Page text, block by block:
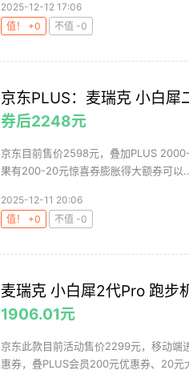
2025-12-12 17:06
值！ +0
不值 -0
京东PLUS：麦瑞克 小白
券后2248元
京东目前售价2598元，叠加PLUS
果有200-20元惊喜券膨胀得大额券可以
2025-12-11 20:06
值！ +0
不值 -0
麦瑞克 小白犀2代Pro 跑步
1906.01元
京东此款目前活动售价2299元，移动端
惠券，叠PLUS会员200元优惠券、20元